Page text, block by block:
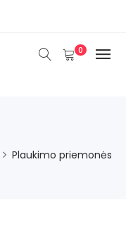
0
Plaukimo priemonės